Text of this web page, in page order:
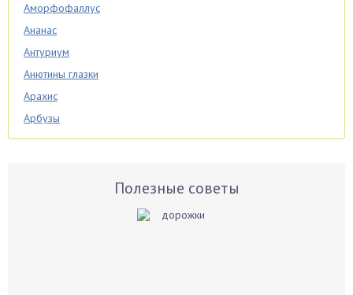
Аморфофаллус
Ананас
Антуриум
Анютины глазки
Арахис
Арбузы
Аспарагус
Полезные советы